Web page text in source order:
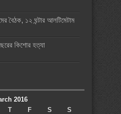
বৈঠক, ১২ ঘন্টার আলটিমেটাম
কিশোর হত্যা
2016
T F S
S